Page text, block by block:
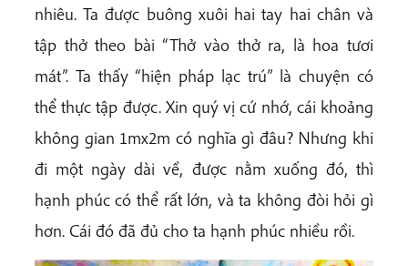
nhiêu. Ta được buông xuôi hai tay hai chân và
tập thở theo bài “Thở vào thở ra, là hoa tươi
mát”. Ta thấy “hiện pháp lạc trú” là chuyện có
thể thực tập được. Xin quý vị cứ nhớ, cái khoảng
không gian 1mx2m có nghĩa gì đâu? Nhưng khi
đi một ngày dài về, được nằm xuống đó, thì
hạnh phúc có thể rất lớn, và ta không đòi hỏi gì
hơn. Cái đó đã đủ cho ta hạnh phúc nhiều rồi.